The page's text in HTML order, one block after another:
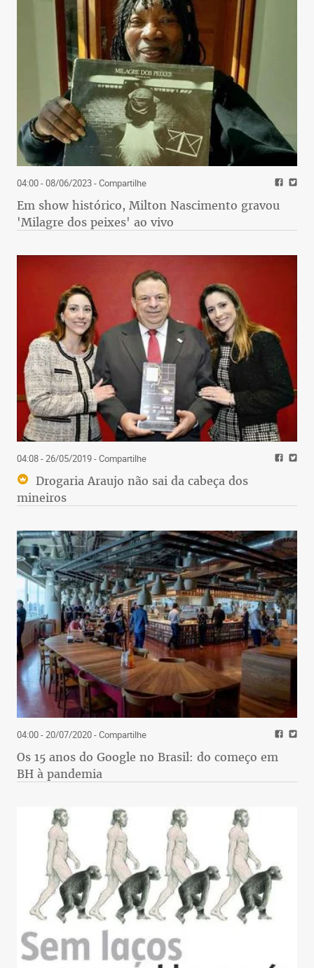
04:00 - 08/06/2023- Compartilhe
Em show histórico, Milton Nascimento gravou
'Milagre dos peixes' ao vivo
04:08 - 26/05/2019- Compartilhe
Drogaria Araujo não sai da cabeça dos
mineiros
04:00 - 20/07/2020- Compartilhe
Os 15 anos do Google no Brasil: do começo em
BH à pandemia